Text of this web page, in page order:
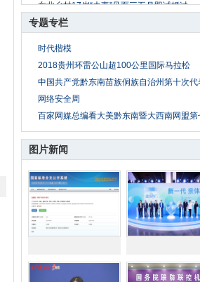
东北乡村17岁“夫妻”见面三五月即试婚过
公公遇儿媳妇与男同事吃饭 疑两人暧昧暴
专题专栏
时代楷模
2018贵州环雷公山超100公里国际马拉松
中国共产党黔东南苗族侗族自治州第十次代
网络安全周
百家网媒总编看大美黔东南暨大西南网盟第
图片新闻